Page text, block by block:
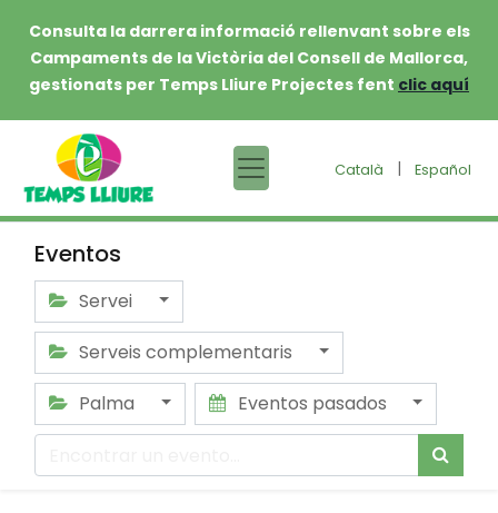
Consulta la darrera informació rellenvant sobre els
Campaments de la Victòria del Consell de Mallorca,
gestionats per Temps Lliure Projectes fent clic aquí
Català | Español
Eventos
Servei
Serveis complementaris
Palma
Eventos pasados